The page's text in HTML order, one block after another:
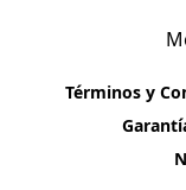
Términos y